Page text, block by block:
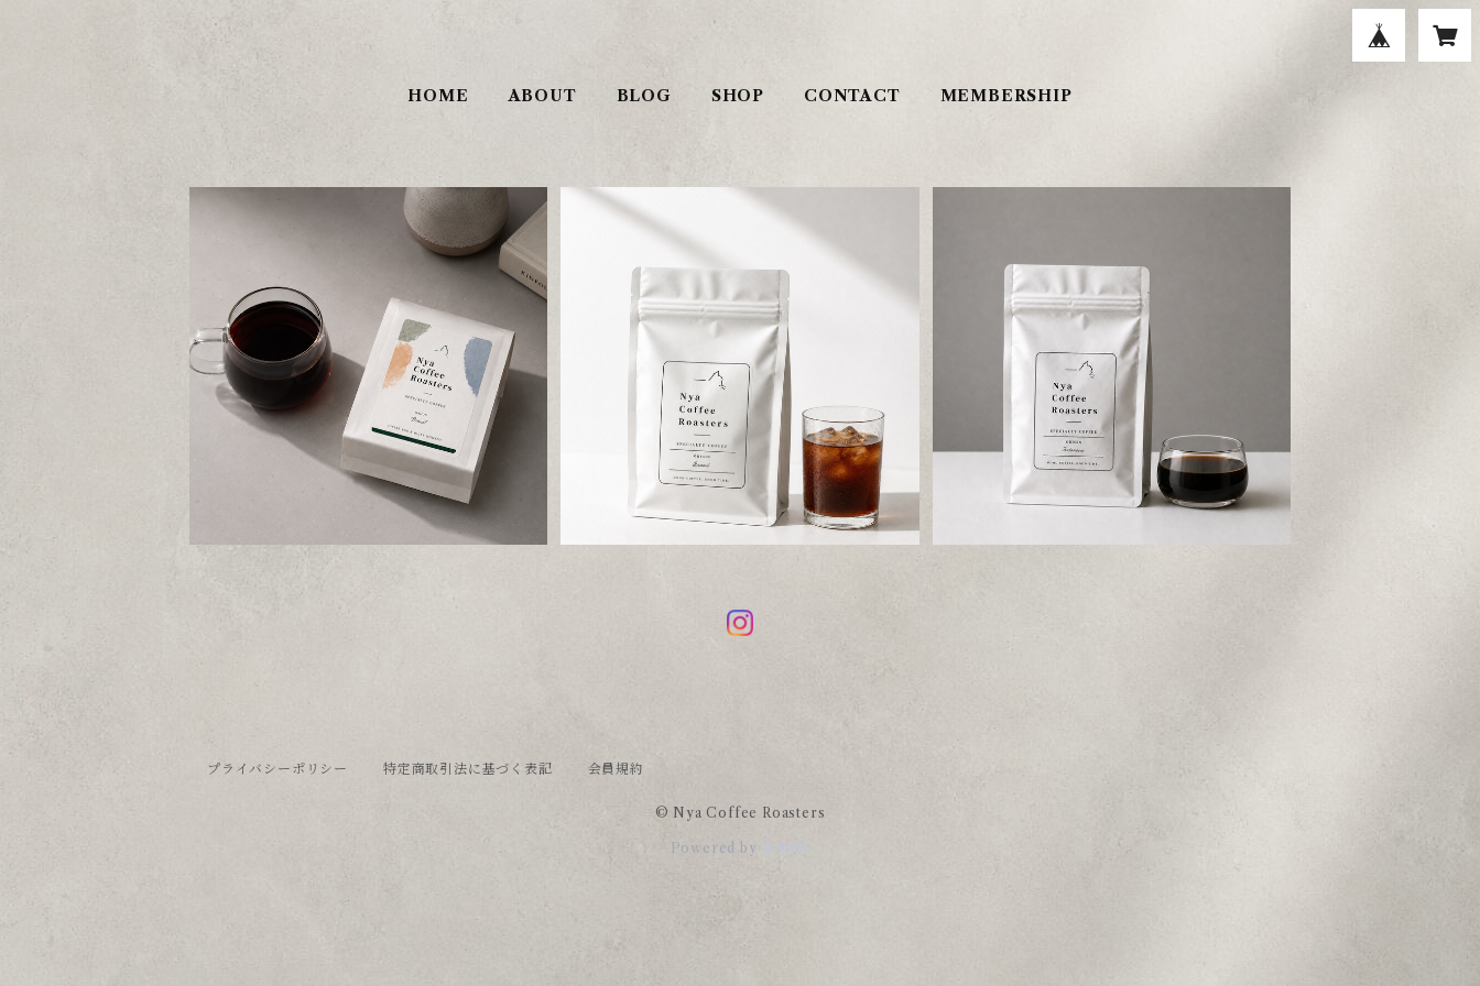
HOME ABOUT BLOG SHOP CONTACT MEMBERSHIP
飲み比べセット 100g×2種｜ブラジル＆マ
ンデリン 自家焙煎コーヒー豆
¥1,600
ブラジル アマレロブルボン 中深煎り 200g
自家焙煎 コーヒー豆
¥1,700
マンデリン G-1 中深煎り 200g 自家焙煎
コーヒー豆
¥1,700
プライバシーポリシー 特定商取引法に基づく表記 会員規約
© Nya Coffee Roasters
Powered by